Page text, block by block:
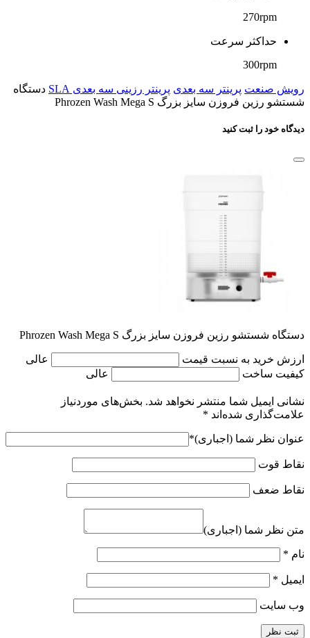
270rpm
حداکثر سرعت
300rpm
رویش صنعت پرینتر سه بعدی پرینتر رزینی سه بعدی SLA
دستگاه
شستشو رزین فروزن سایز بزرگ Phrozen Wash Mega S
دیدگاه خود را ثبت کنید
دستگاه شستشو رزین فروزن سایز بزرگ Phrozen Wash Mega S
ارزش خرید به نسبت قیمت
عالی
کیفیت ساخت
عالی
نشانی ایمیل شما منتشر نخواهد شد. بخش‌های موردنیاز
علامت‌گذاری شده‌اند *
عنوان نظر شما (اجباری)*
نقاط قوت
نقاط ضعف
متن نظر شما (اجباری)
نام *
ایمیل *
وب‌ سایت